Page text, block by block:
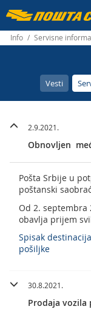
Пошта
Србије
д.о.о.
Info / Servisne
Vesti
2.9.2021.
Obnovljen
Pošta Srbije u
poštanski
Od 2. septembra
obavlja prijem
Spisak
pošiljke
30.8.2021.
Prodaja